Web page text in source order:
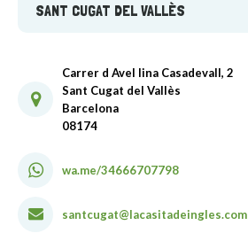
SANT CUGAT DEL VALLÈS
Carrer d Avel lina Casadevall, 2
Sant Cugat del Vallès
Barcelona
08174
wa.me/34666707798
santcugat@lacasitadeingles.com